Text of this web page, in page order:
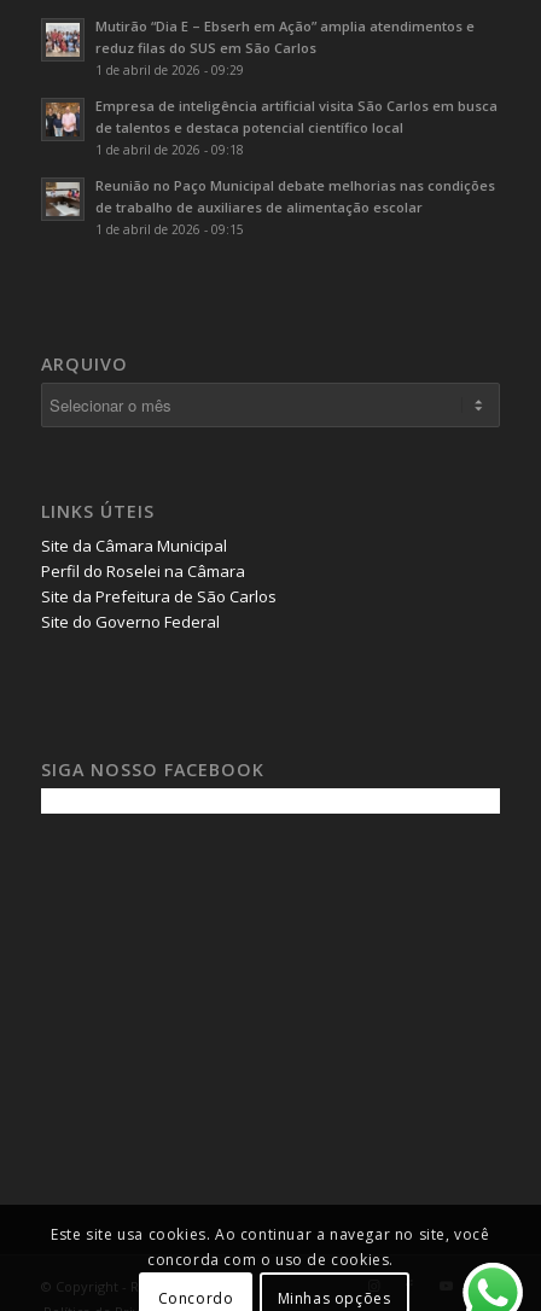
Mutirão “Dia E – Ebserh em Ação” amplia atendimentos e
reduz filas do SUS em São Carlos
1 de abril de 2026 - 09:29
Empresa de inteligência artificial visita São Carlos em busca
de talentos e destaca potencial científico local
1 de abril de 2026 - 09:18
Reunião no Paço Municipal debate melhorias nas condições
de trabalho de auxiliares de alimentação escolar
1 de abril de 2026 - 09:15
ARQUIVO
LINKS ÚTEIS
Site da Câmara Municipal
Perfil do Roselei na Câmara
Site da Prefeitura de São Carlos
Site do Governo Federal
SIGA NOSSO FACEBOOK
© Copyright - Roselei Francoso
Este site usa cookies. Ao continuar a navegar no site, você
concorda com o uso de cookies.
Concordo
Minhas opções